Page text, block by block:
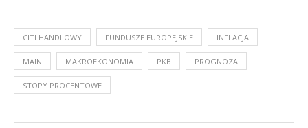
CITI HANDLOWY FUNDUSZE EUROPEJSKIE INFLACJA
MAIN MAKROEKONOMIA PKB PROGNOZA
STOPY PROCENTOWE